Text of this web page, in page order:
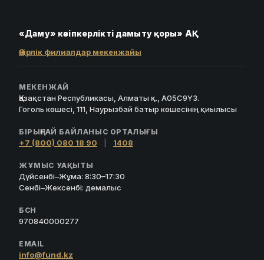
«Даму» кәсіпкерлікті дамыту қоры» АҚ
Өңірлік филиалдар мекенжайы
МЕКЕНЖАЙ
Қазақстан Республикасы, Алматы қ., A05C9Y3.
Гоголь көшесі, 111, Наурызбай батыр көшесінің қиылысы
БІРЫҢҒАЙ БАЙЛАНЫС ОРТАЛЫҒЫ
+7 (800) 080 18 90 1408
ЖҰМЫС УАҚЫТЫ
Дүйсенбі–Жұма: 8:30–17:30
Сенбі–Жексенбі: демалыс
БСН
970840000277
EMAIL
info@fund.kz